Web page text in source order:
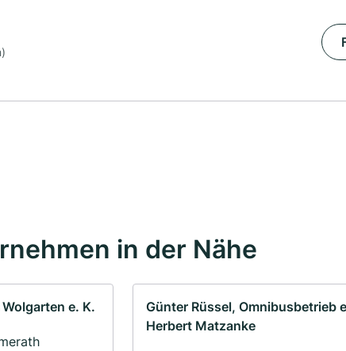
in der Nähe
e. K.
Günter Rüssel, Omnibusbetrieb
Herbert Matzanke